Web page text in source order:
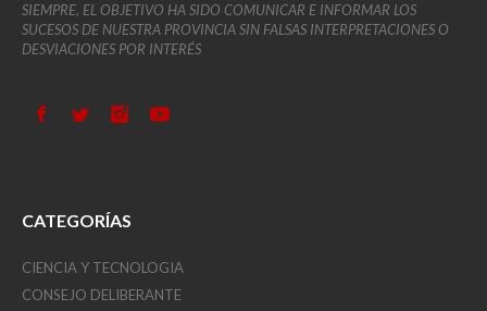
SIEMPRE, EL OBJETIVO HA SIDO COMUNICAR E INFORMAR LOS
SUCESOS DE NUESTRA PROVINCIA SIN FALSAS INTERPRETACIONES O
DESVIACIONES POR INTERÉS
CATEGORÍAS
CIENCIA Y TECNOLOGIA
CONSEJO DELIBERANTE